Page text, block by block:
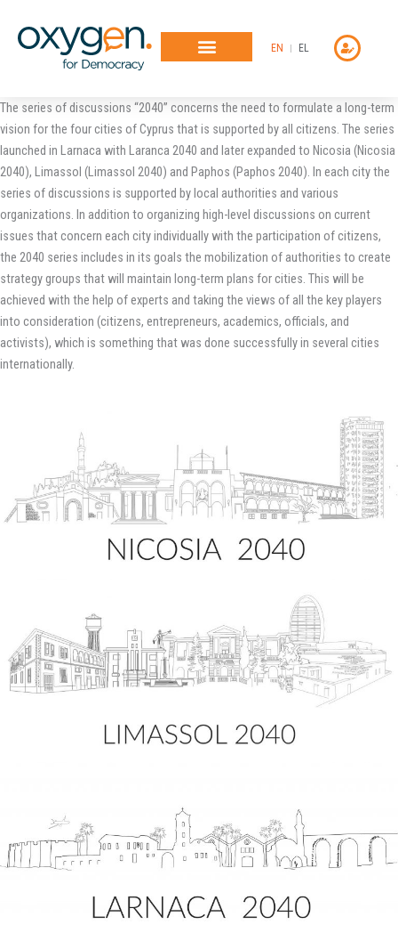
στο
περιεχόμενο
EN EL
The series of discussions “2040” concerns the need to formulate a long-term
vision for the four cities of Cyprus that is supported by all citizens. The series
launched in Larnaca with Laranca 2040 and later expanded to Nicosia (Nicosia
2040), Limassol (Limassol 2040) and Paphos (Paphos 2040). In each city the
series of discussions is supported by local authorities and various
organizations. In addition to organizing high-level discussions on current
issues that concern each city individually with the participation of citizens,
the 2040 series includes in its goals the mobilization of authorities to create
strategy groups that will maintain long-term plans for cities. This will be
achieved with the help of experts and taking the views of all the key players
into consideration (citizens, entrepreneurs, academics, officials, and
activists), which is something that was done successfully in several cities
internationally.